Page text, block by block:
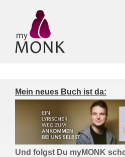
Mein neues Buch ist da:
Und folgst Du myMONK